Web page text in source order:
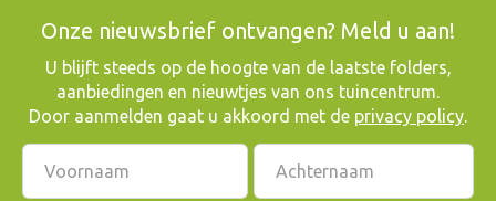
Onze nieuwsbrief ontvangen? Meld u aan!
​U blijft steeds op de hoogte van de laatste folders,
aanbiedingen en nieuwtjes van ons tuincentrum.
Door aanmelden gaat u akkoord met de privacy policy.